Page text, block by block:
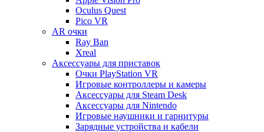
Oculus Quest
Pico VR
AR очки
Ray Ban
Xreal
Аксессуары для приставок
Очки PlayStation VR
Игровые контроллеры и камеры
Аксессуары для Steam Desk
Аксессуары для Nintendo
Игровые наушники и гарнитуры
Зарядные устройства и кабели